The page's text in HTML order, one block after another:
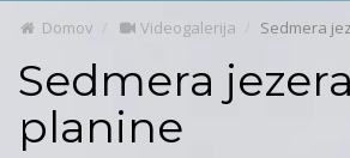
Domov Videogalerija Sedmera
Sedmera
planine